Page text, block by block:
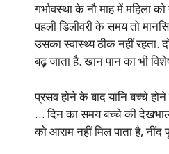
गर्भावस्था के नौ माह में महिला
पहली डिलीवरी के समय तो
उसका स्वास्थ्य ठीक नहीं रहता.
बढ़ जाता है. खान पान का भी
प्रसव होने के बाद यानि बच्चे
… दिन का समय बच्चे की
को आराम नहीं मिल पाता है,